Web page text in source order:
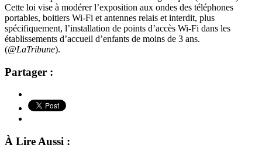
Cette loi vise à modérer l’exposition aux ondes des téléphones
portables, boitiers Wi-Fi et antennes relais et interdit, plus
spécifiquement, l’installation de points d’accès Wi-Fi dans les
établissements d’accueil d’enfants de moins de 3 ans.
(@LaTribune).
Partager :
À Lire Aussi :